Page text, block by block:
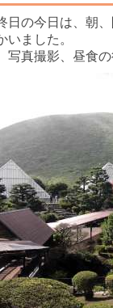
の今日は、朝、
いました。
写真撮影、昼食